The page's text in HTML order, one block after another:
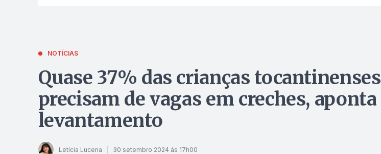
NOTÍCIAS
Quase 37% das crianças tocantinenses
precisam de vagas em creches, aponta
levantamento
Letícia Lucena 30 setembro 2024 às 17h00